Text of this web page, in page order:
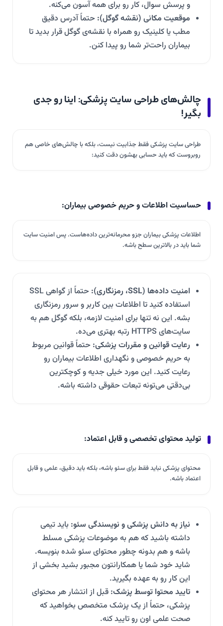
و پرسش سوال، کار رو برای همه آسون می‌کنه.
موقعیت مکانی (نقشه گوگل): حتماً آدرس دقیق
مطب یا کلینیک رو همراه با نقشه‌ی گوگل قرار بدید تا
بیماران راحت‌تر شما رو پیدا کنن.
چالش‌های طراحی سایت پزشکی: اینا رو جدی
بگیر!
طراحی سایت پزشکی فقط جذابیت نیست، بلکه با چالش‌های خاصی هم
روبروست که باید حسابی بهشون دقت کنید:
حساسیت اطلاعات و حریم خصوصی بیماران:
اطلاعات پزشکی بیماران جزو محرمانه‌ترین داده‌هاست. پس امنیت سایت
شما باید در بالاترین سطح باشه.
امنیت داده‌ها (SSL، رمزنگاری):
حتماً از گواهی SSL
استفاده کنید تا اطلاعات بین کاربر و سرور رمزنگاری
بشه. این نه تنها برای امنیت لازمه، بلکه گوگل هم به
سایت‌های HTTPS رتبه بهتری می‌ده.
رعایت قوانین و مقررات پزشکی: حتماً قوانین مربوط
به حریم خصوصی و نگهداری اطلاعات بیماران رو
رعایت کنید. این مورد خیلی جدیه و کوچکترین
بی‌دقتی می‌تونه تبعات حقوقی داشته باشه.
تولید محتوای تخصصی و قابل اعتماد:
محتوای پزشکی نباید فقط برای سئو باشه، بلکه باید دقیق، علمی و قابل
اعتماد باشه.
نیاز به دانش پزشکی و نویسندگی سئو: باید تیمی
داشته باشید که هم به موضوعات پزشکی مسلط
باشه و هم بدونه چطور محتوای سئو شده بنویسه.
شاید خود شما یا همکارانتون مجبور بشید بخشی از
این کار رو به عهده بگیرید.
تایید محتوا توسط پزشک: قبل از انتشار هر محتوای
پزشکی، حتماً از یک پزشک متخصص بخواهید که
صحت علمی اون رو تایید کنه.